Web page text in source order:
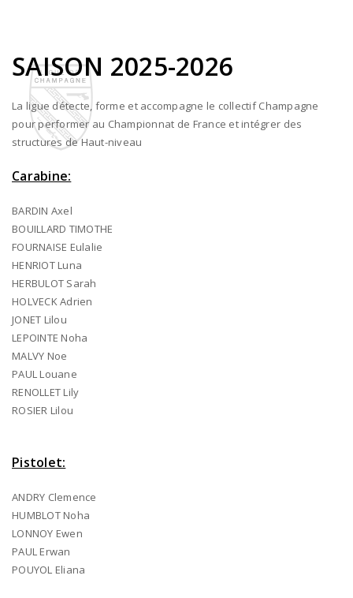
SAISON 2025-2026
La ligue détecte, forme et accompagne le collectif Champagne
pour performer au Championnat de France et intégrer des
structures de Haut-niveau
Carabine:
BARDIN Axel
BOUILLARD TIMOTHE
FOURNAISE Eulalie
HENRIOT Luna
HERBULOT Sarah
HOLVECK Adrien
JONET Lilou
LEPOINTE Noha
MALVY Noe
PAUL Louane
RENOLLET Lily
ROSIER Lilou
Pistolet:
ANDRY Clemence
HUMBLOT Noha
LONNOY Ewen
PAUL Erwan
POUYOL Eliana